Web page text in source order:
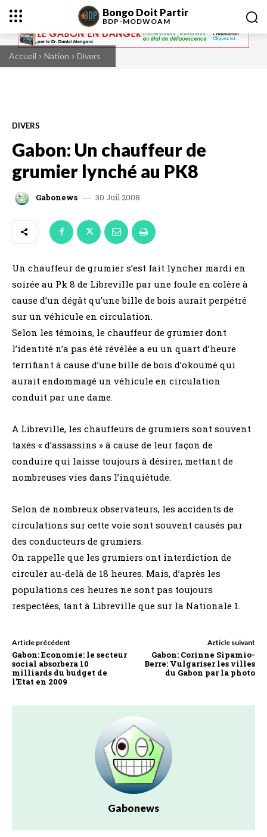
Bongo Doit Partir
BDP-MODWOAM
Accueil Nation Divers
DIVERS
Gabon: Un chauffeur de
grumier lynché au PK8
Gabonews 30 Juil 2008
Un chauffeur de grumier s’est fait lyncher mardi en
soirée au Pk 8 de Libreville par une foule en colère à
cause d’un dégât qu’une bille de bois aurait perpétré
sur un véhicule en circulation.
Selon les témoins, le chauffeur de grumier dont
l’identité n’a pas été révélée a eu un quart d’heure
terrifiant à cause d’une bille de bois d’okoumé qui
aurait endommagé un véhicule en circulation
conduit par une dame.
A Libreville, les chauffeurs de grumiers sont souvent
taxés « d’assassins » à cause de leur façon de
conduire qui laisse toujours à désirer, mettant de
nombreuses vies dans l’inquiétude.
Selon de nombreux observateurs, les accidents de
circulations sur cette voie sont souvent causés par
des conducteurs de grumiers.
On rappelle que les grumiers ont interdiction de
circuler au-delà de 18 heures. Mais, d’après les
populations ces heures ne sont pas toujours
respectées, tant à Libreville que sur la Nationale 1.
Article précédent
Gabon: Economie: le secteur
social absorbera 10
milliards du budget de
l’Etat en 2009
Article suivant
Gabon: Corinne Sipamio-
Berre: Vulgariser les villes
du Gabon par la photo
Gabonews